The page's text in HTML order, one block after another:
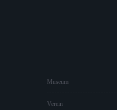
Museum
Verein